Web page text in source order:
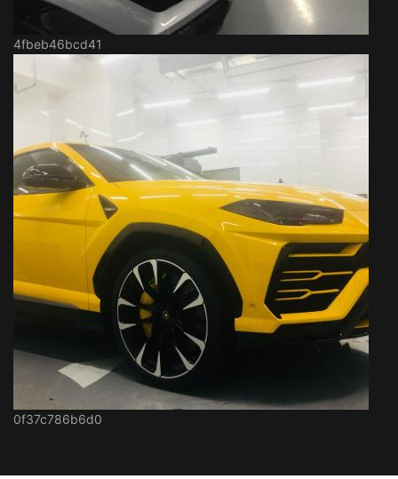
4fbeb46bcd41
0f37c786b6d0